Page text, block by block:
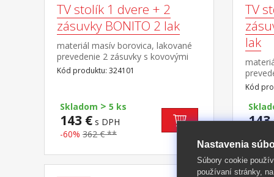
TV stolík 1 dvere + 2
zásuvky BONITO 2 lak
materiál masív borovica, lakované
prevedenie 2 zásuvky s kovovými
pojazdmi, 1 dvierka, 1 polica otvor
na pretiahnutie káblov
Kód produktu: 324101
Skladom > 5 ks
143 € s DPH
-60% 362 € **
TV
lak
Kód
143
Nastavenia
Súbory cookie
používaní stránky,